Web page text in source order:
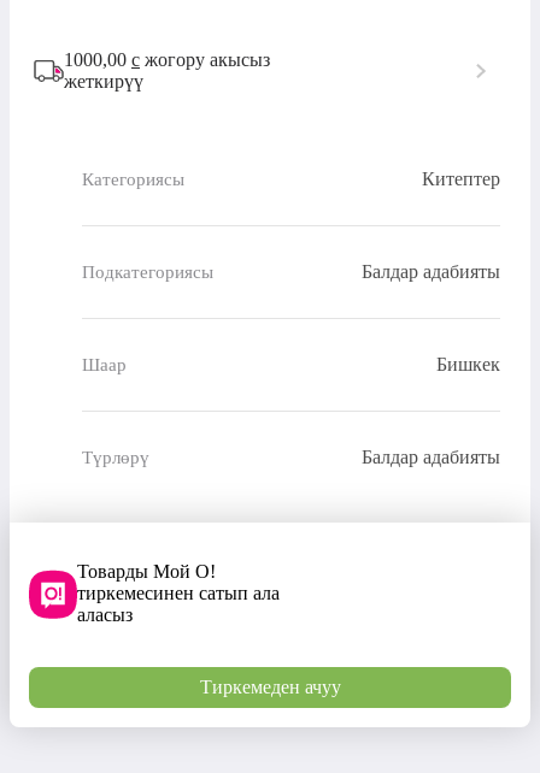
1000,00 с жогору акысыз
жеткирүү
Категориясы Китептер
Подкатегориясы Балдар адабияты
Шаар Бишкек
Түрлөрү Балдар адабияты
Товарды Мой О!
тиркемесинен сатып ала
аласыз
Тиркемеден ачуу